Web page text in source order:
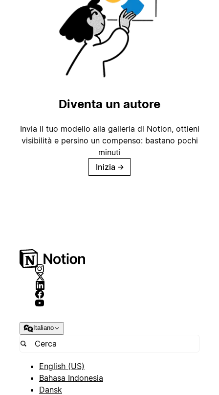
Diventa un autore
Invia il tuo modello alla galleria di Notion, ottieni
visibilità e persino un compenso: bastano pochi
minuti
Inizia →
Italiano
English (US)
Bahasa Indonesia
Dansk